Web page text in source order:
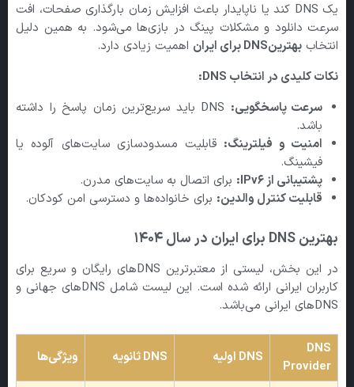
یک DNS کند یا ناپایدار باعث افزایش زمان بارگذاری صفحات، افت
سرعت دانلود و مشکلات پینگ در بازی‌ها می‌شود. به همین دلیل
انتخاب بهترینDNS برای ایران
اهمیت زیادی دارد.
نکات کلیدی در انتخاب DNS:
سرعت پاسخگویی:
DNS باید سریع‌ترین زمان پاسخ را داشته
باشد.
امنیت و فیلترینگ: قابلیت مسدودسازی سایت‌های آلوده یا
فیشینگ.
پشتیبانی از IPv6:
برای اتصال به سایت‌های مدرن.
قابلیت کنترل والدین: برای خانواده‌ها و دسترسی امن کودکان.
بهترین DNS برای ایران در سال۱۴۰۴
در این بخش، لیستی از معتبرترین DNSهای رایگان و سریع برای
کاربران ایرانی ارائه شده است. این لیست شامل DNSهای جهانی و
DNSهای ایرانی می‌باشد.
DNS
Provider
DNS اولیه DNSثانویه ویژگی‌ها